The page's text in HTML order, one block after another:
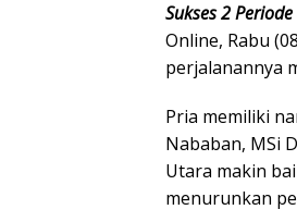
Sukses 2
Online, Rabu
perjalanannya
Pria memiliki
Nababan, MSi
Utara makin
menurunkan